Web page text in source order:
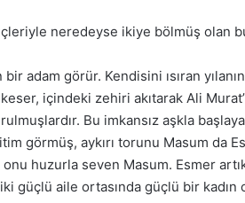
neredeyse ikiye bölmüş olan
adam görür. Kendisini ısıran
keser, içindeki zehiri akıtarak Ali
Bu imkansız aşkla
görmüş, aykırı torunu Masum da
huzurla seven Masum. Esmer artık
güçlü aile ortasında güçlü bir kadın